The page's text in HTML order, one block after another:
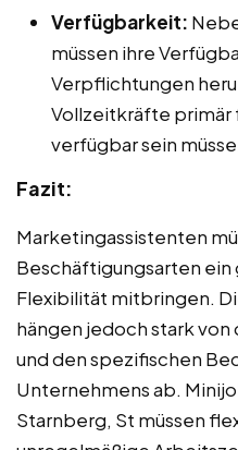
Verfügbarkeit:
müssen ihre
Verpflichtungen
Vollzeitkräfte
verfügbar sein
Fazit:
Marketingassistenten
Beschäftigungsarten ein
Flexibilität mitbringen.
hängen jedoch stark
und den spezifischen
Unternehmens ab.
Starnberg, St müssen